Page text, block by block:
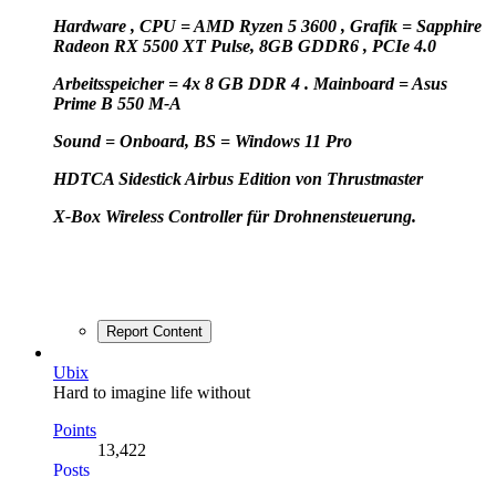
Hardware , CPU = AMD Ryzen 5 3600 , Grafik = Sapphire
Radeon RX 5500 XT Pulse, 8GB GDDR6 , PCIe 4.0
Arbeitsspeicher = 4x 8 GB DDR 4 . Mainboard = Asus
Prime B 550 M-A
Sound = Onboard, BS = Windows 11 Pro
HDTCA Sidestick Airbus Edition von Thrustmaster
X-Box Wireless Controller für Drohnensteuerung.
Report Content
Ubix
Hard to imagine life without
Points
13,422
Posts